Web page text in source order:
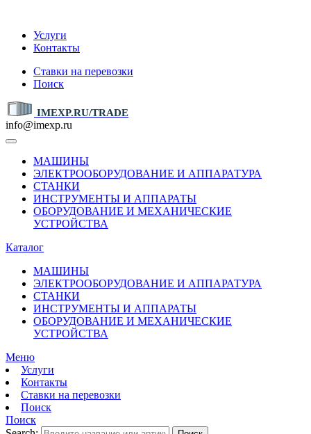
Услуги
Контакты
Ставки на перевозки
Поиск
IMEXP.RU/TRADE
info@imexp.ru
МАШИНЫ
ЭЛЕКТРООБОРУДОВАНИЕ И АППАРАТУРА
СТАНКИ
ИНСТРУМЕНТЫ И АППАРАТЫ
ОБОРУДОВАНИЕ И МЕХАНИЧЕСКИЕ
УСТРОЙСТВА
Каталог
МАШИНЫ
ЭЛЕКТРООБОРУДОВАНИЕ И АППАРАТУРА
СТАНКИ
ИНСТРУМЕНТЫ И АППАРАТЫ
ОБОРУДОВАНИЕ И МЕХАНИЧЕСКИЕ
УСТРОЙСТВА
Меню
Услуги
Контакты
Ставки на перевозки
Поиск
Поиск